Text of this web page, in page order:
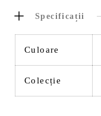
Specificații
Culoare
Colecție